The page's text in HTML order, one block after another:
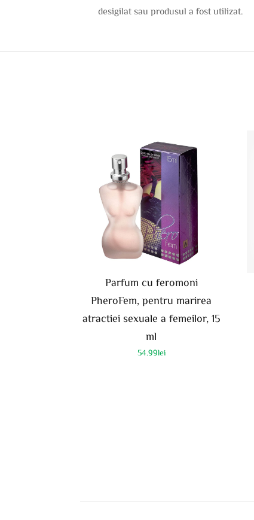
desigilat sau produsul a fost utilizat.
Parfum cu feromoni
PheroFem, pentru marirea
atractiei sexuale a femeilor, 15
ml
54.99lei